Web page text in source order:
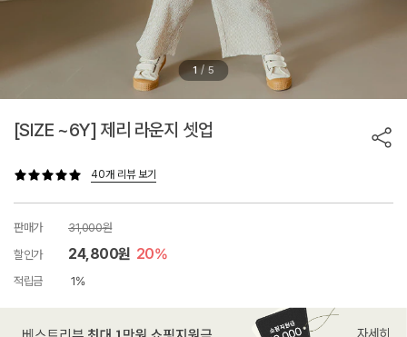
1 / 5
[SIZE ~6Y] 제리 라운지 셋업
40개 리뷰 보기
판매가
31,000원
할인가
24,800원 20%
적립금 1%